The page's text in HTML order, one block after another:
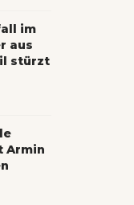
im
aus
stürzt
Armin